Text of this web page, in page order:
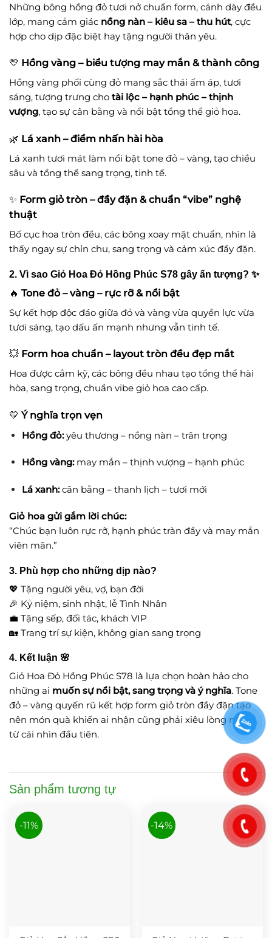
Những bông hồng đỏ tươi nở chuẩn form, cánh dày đều
lớp, mang cảm giác nồng nàn – kiêu sa – thu hút, cực
hợp cho dịp đặc biệt hay tặng người thân yêu.
💛 Hồng vàng – biểu tượng may mắn & thành công
Hồng vàng phối cùng đỏ mang sắc thái ấm áp, tươi
sáng, tượng trưng cho tài lộc – hạnh phúc – thịnh
vượng, tạo sự cân bằng và nổi bật tổng thể giỏ hoa.
🌿 Lá xanh – điểm nhấn hài hòa
Lá xanh tươi mát làm nổi bật tone đỏ – vàng, tạo chiều
sâu và tổng thể sang trọng, tinh tế.
✨ Form giỏ tròn – đầy đặn & chuẩn “vibe” nghệ
thuật
Bố cục hoa tròn đều, các bông xoay mặt chuẩn, nhìn là
thấy ngay sự chỉn chu, sang trọng và cảm xúc đầy đặn.
2. Vì sao Giỏ Hoa Đỏ Hồng Phúc S78 gây ấn tượng? ✨
🔥 Tone đỏ – vàng – rực rỡ & nổi bật
Sự kết hợp độc đáo giữa đỏ và vàng vừa quyền lực vừa
tươi sáng, tạo dấu ấn mạnh nhưng vẫn tinh tế.
💥 Form hoa chuẩn – layout tròn đều đẹp mắt
Hoa được cắm kỹ, các bông đều nhau tạo tổng thể hài
hòa, sang trọng, chuẩn vibe giỏ hoa cao cấp.
💛 Ý nghĩa trọn vẹn
Hồng đỏ:yêu thương – nồng nàn – trân trọng
Hồng vàng:may mắn – thịnh vượng – hạnh phúc
Lá xanh:cân bằng – thanh lịch – tươi mới
Giỏ hoa gửi gắm lời chúc:
“Chúc bạn luôn rực rỡ, hạnh phúc tràn đầy và may mắn
viên mãn.”
3. Phù hợp cho những dịp nào?
💖 Tặng người yêu, vợ, bạn đời
🎉 Kỷ niệm, sinh nhật, lễ Tình Nhân
💼 Tặng sếp, đối tác, khách VIP
🏡 Trang trí sự kiện, không gian sang trọng
4. Kết luận 🌸
Giỏ Hoa Đỏ Hồng Phúc S78 là lựa chọn hoàn hảo cho
những ai muốn sự nổi bật, sang trọng và ý nghĩa. Tone
đỏ – vàng quyến rũ kết hợp form giỏ tròn đầy đặn tạo
nên món quà khiến ai nhận cũng phải xiêu lòng ngay
từ cái nhìn đầu tiên.
Sản phẩm tương tự
-11% -14%